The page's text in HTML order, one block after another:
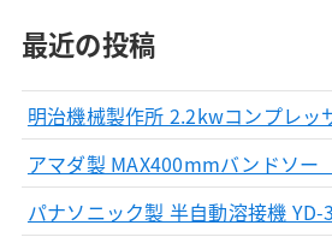
最近の投稿
明治機械製作所 2.2kwコンプレッ
アマダ製 MAX400mmバンドソ
パナソニック製 半自動溶接機 YD-